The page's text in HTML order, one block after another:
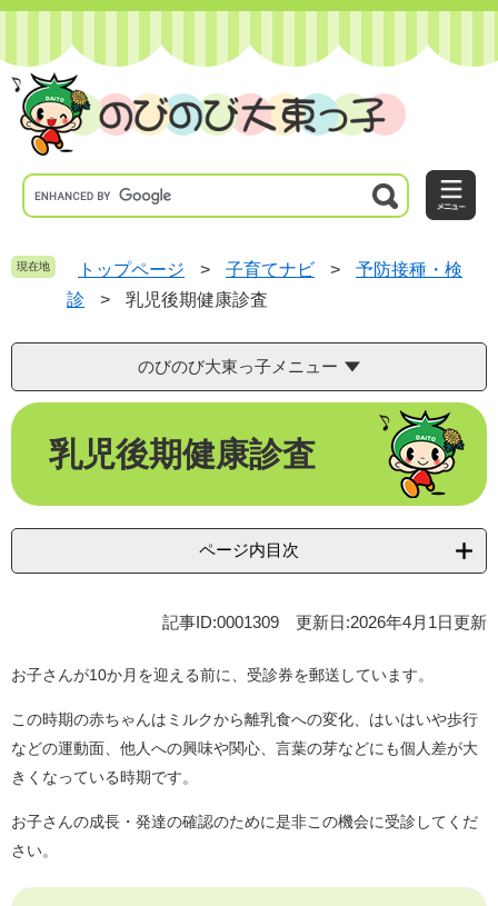
ペ
ジ
の
メ
ュ
ー
現在地 トップページ > 子育てナビ >
予防接種・検
診
> 乳児後期健康診査
のびのび大東っ子メニュー
本
乳児後期健康診査
ページ内目次
記事ID:0001309 更新日:2026年4月1日更新
お子さんが10か月を迎える前に、受診券を郵送しています。
この時期の赤ちゃんはミルクから離乳食への変化、はいはいや歩行
などの運動面、他人への興味や関心、言葉の芽などにも個人差が大
きくなっている時期です。
お子さんの成長・発達の確認のために是非この機会に受診してくだ
さい。